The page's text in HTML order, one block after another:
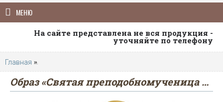
МЕНЮ
На сайте представлена не вся продукция -
уточняйте по телефону
Главная
Образ «Святая преподобномученица княгиня Елизавета»